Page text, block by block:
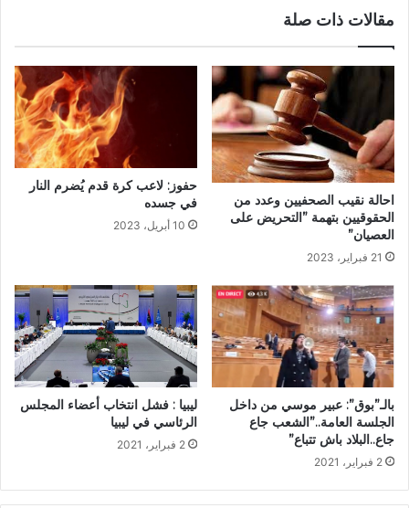
مقالات ذات صلة
احالة نقيب الصحفيين وعدد من
الحقوقيين بتهمة ”التحريض على
العصيان”
21 فبراير، 2023
حفوز: لاعب كرة قدم يُضرم النار
في جسده
10 أبريل، 2023
بالـ”بوق”: عبير موسي من داخل
الجلسة العامة..”الشعب جاع
جاع..البلاد باش تتباع”
2 فبراير، 2021
ليبيا : فشل انتخاب أعضاء المجلس
الرئاسي في ليبيا
2 فبراير، 2021